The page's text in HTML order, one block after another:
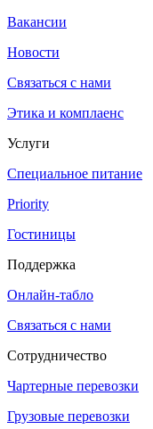
Вакансии
Новости
Связаться с нами
Этика и комплаенс
Услуги
Специальное питание
Priority
Гостиницы
Поддержка
Онлайн-табло
Связаться с нами
Сотрудничество
Чартерные перевозки
Грузовые перевозки